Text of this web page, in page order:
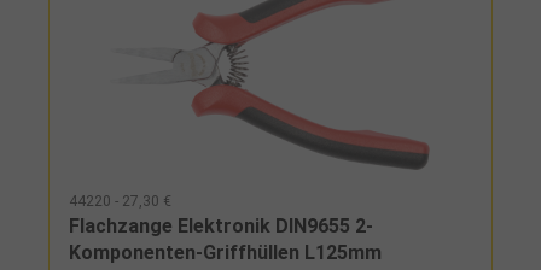
44220 - 27,30 €
Flachzange Elektronik DIN9655 2-
Komponenten-Griffhüllen L125mm